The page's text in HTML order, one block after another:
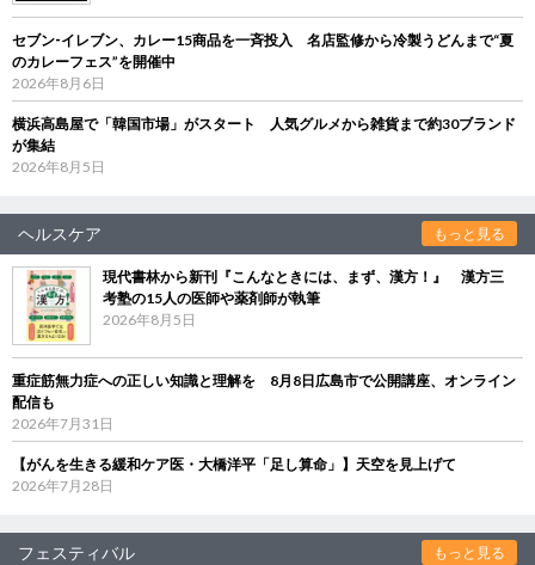
セブン‐イレブン、カレー15商品を一斉投入 名店監修から冷製うどんまで“夏
のカレーフェス”を開催中
2026年8月6日
横浜高島屋で「韓国市場」がスタート 人気グルメから雑貨まで約30ブランド
が集結
2026年8月5日
ヘルスケア もっと見る
現代書林から新刊『こんなときには、まず、漢方！』 漢方三
考塾の15人の医師や薬剤師が執筆
2026年8月5日
重症筋無力症への正しい知識と理解を 8月8日広島市で公開講座、オンライン
配信も
2026年7月31日
【がんを生きる緩和ケア医・大橋洋平「足し算命」】天空を見上げて
2026年7月28日
フェスティバル もっと見る